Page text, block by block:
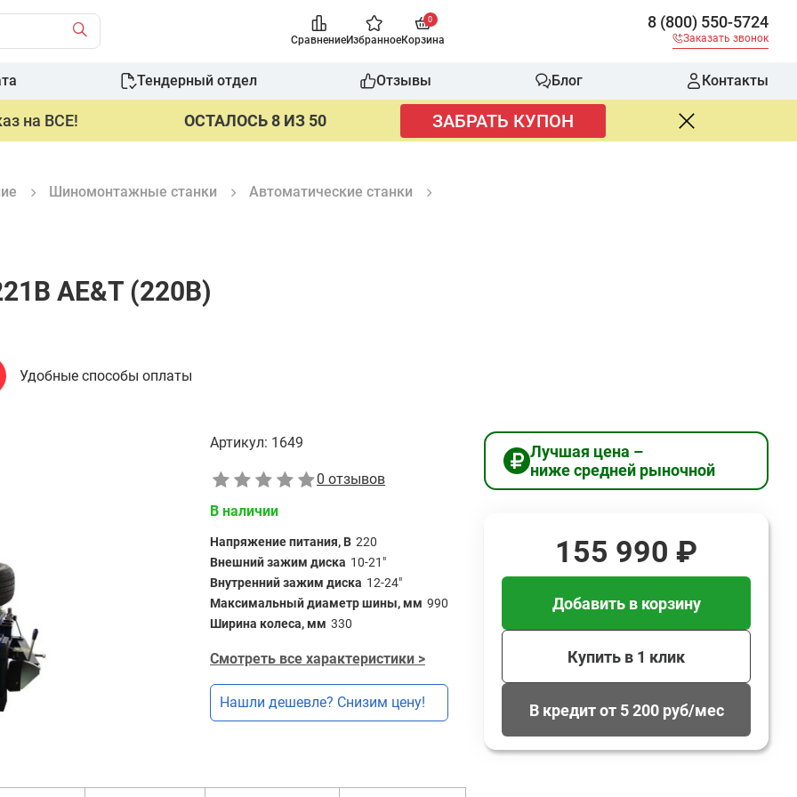
СравнениеИзбранное
0
Корзина
8 (800) 550-5724
Заказать звонок
Тендерный отдел Отзывы Блог Контакты
на ВСЕ! ОСТАЛОСЬ 8 ИЗ 50 ЗАБРАТЬ КУПОН
Шиномонтажные станки
Автоматические станки
AE&T (220В)
Удобные способы оплаты
Артикул: 1649
0 отзывов
В наличии
Напряжение питания, В 220
Внешний зажим диска 10-21"
Внутренний зажим диска 12-24"
Максимальный диаметр шины, мм 990
Ширина колеса, мм 330
Смотреть все характеристики >
Нашли дешевле? Снизим цену!
Лучшая цена –
ниже средней рыночной
155 990 ₽
Добавить в корзину
Купить в 1 клик
В кредит от 5 200 руб/мес